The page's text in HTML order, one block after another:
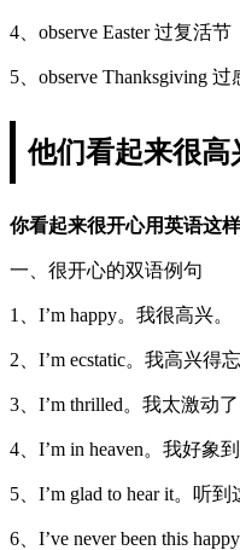
4、observe Easter 过复活节
5、observe Thanksgiving 过
他们看起来很
你看起来很开心用英语这样
一、很开心的双语例句
1、I’m happy。我很高兴。
2、I’m ecstatic。我高兴得
3、I’m thrilled。我太激动了
4、I’m in heaven。我好象
5、I’m glad to hear it。听
6、I’ve never been this